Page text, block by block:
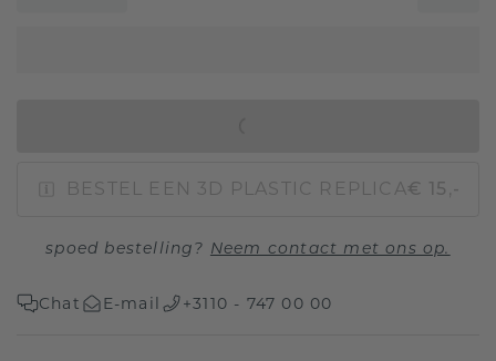
BESTEL EEN 3D PLASTIC REPLICA€ 15,-
spoed bestelling? Neem contact met ons op.
Chat E-mail +3110 - 747 00 00